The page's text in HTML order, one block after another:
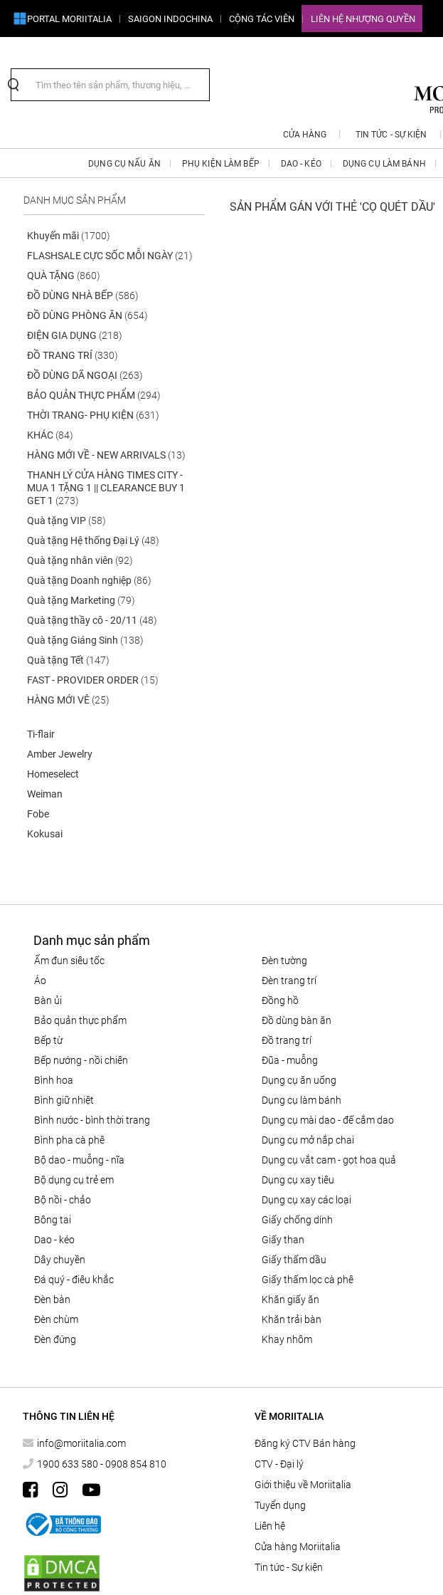
PORTAL MORIITALIA SAIGON INDOCHINA CỘNG TÁC VIÊN LIÊN HỆ NHƯỢNG QUYỀN
CỬA HÀNG TIN TỨC - SỰ KIỆN
DỤNG CỤ NẤU ĂN PHỤ KIỆN LÀM BẾP DAO - KÉO DỤNG CỤ LÀM BÁNH
DANH MỤC SẢN PHẨM
Khuyến mãi (1700)
FLASHSALE CỰC SỐC MỖI NGÀY (21)
QUÀ TẶNG (860)
ĐỒ DÙNG NHÀ BẾP (586)
ĐỒ DÙNG PHÒNG ĂN (654)
ĐIỆN GIA DỤNG (218)
ĐỒ TRANG TRÍ (330)
ĐỒ DÙNG DÃ NGOẠI (263)
BẢO QUẢN THỰC PHẨM (294)
THỜI TRANG- PHỤ KIỆN (631)
KHÁC (84)
HÀNG MỚI VỀ - NEW ARRIVALS (13)
THANH LÝ CỬA HÀNG TIMES CITY -
MUA 1 TẶNG 1 || CLEARANCE BUY 1
GET 1 (273)
Quà tặng VIP (58)
Quà tặng Hệ thống Đại Lý (48)
Quà tặng nhân viên (92)
Quà tặng Doanh nghiệp (86)
Quà tặng Marketing (79)
Quà tặng thầy cô - 20/11 (48)
Quà tặng Giáng Sinh (138)
Quà tặng Tết (147)
FAST - PROVIDER ORDER (15)
HÀNG MỚI VÊ (25)
Ti-flair
Amber Jewelry
Homeselect
Weiman
Fobe
Kokusai
SẢN PHẨM GÁN VỚI THẺ 'CỌ QUÉT DẦU'
Danh mục sản phẩm
ấm đun siêu tốc
áo
bàn ủi
bảo quản thực phẩm
bếp từ
bếp nướng - nồi chiên
bình hoa
bình giữ nhiệt
bình nước - bình thời trang
bình pha cà phê
bộ dao - muỗng - nĩa
bộ dụng cụ trẻ em
bộ nồi - chảo
bông tai
dao - kéo
dây chuyền
đá quý - điêu khắc
đèn bàn
đèn chùm
đèn đứng
đèn tường
đèn trang trí
đồng hồ
đồ dùng bàn ăn
đồ trang trí
đũa - muỗng
dụng cụ ăn uống
dụng cụ làm bánh
dụng cụ mài dao - đế cắm dao
dụng cụ mở nắp chai
dụng cụ vắt cam - gọt hoa quả
dụng cụ xay tiêu
dụng cụ xay các loại
giấy chống dính
giấy than
giấy thấm dầu
giấy thấm lọc cà phê
khăn giấy ăn
khăn trải bàn
khay nhôm
THÔNG TIN LIÊN HỆ
info@moriitalia.com
1900 633 580 - 0908 854 810
VỀ MORIITALIA
Đăng ký CTV Bán hàng
CTV - Đại lý
Giới thiệu về Moriitalia
Tuyển dụng
Liên hệ
Cửa hàng Moriitalia
Tin tức - Sự kiện